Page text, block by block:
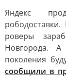
Яндекс
роверы
Новгорода.
поколения
сообщили в